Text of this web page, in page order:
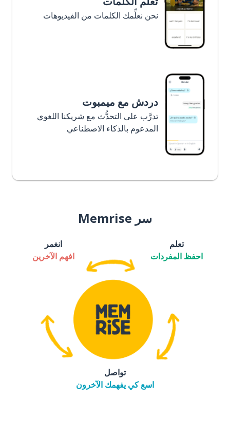
نحن نعلِّمك الكلمات من الفيديوهات
دردش مع ميمبوت
تدرَّب على التحدُّث مع شريكنا اللغوي
المدعوم بالذكاء الاصطناعي
سر Memrise
تعلم
احفظ المفردات
انغمر
افهم الآخرين
تواصل
اسع كي يفهمك الآخرون